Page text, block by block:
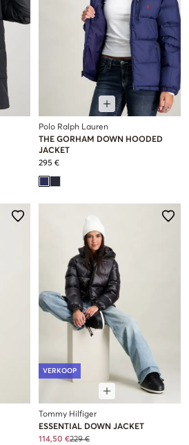
Polo Ralph Lauren
THE GORHAM DOWN HOODED
JACKET
295 €
VERKOOP
Tommy Hilfiger
ESSENTIAL DOWN JACKET
114,50 €229 €